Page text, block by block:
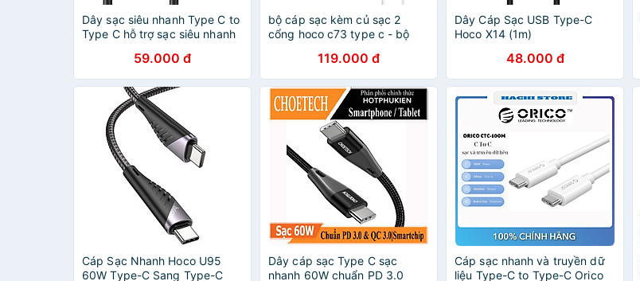
Dây sạc siêu nhanh Type C to
Type C hỗ trợ sạc siêu nhanh
Samsung và các dòng máy
dùng cổng sạc Type C
59.000 đ
bộ cáp sạc kèm củ sạc 2
cổng hoco c73 type c - bộ
cho samsung oppo xiaomi
mầu trắng - hàng chính hãng
119.000 đ
Dây Cáp Sạc USB Type-C
Hoco X14 (1m)
48.000 đ
Cáp Sạc Nhanh Hoco U95
60W Type-C Sang Type-C
Dây cáp sạc Type C sạc
nhanh 60W chuẩn PD 3.0
Cáp sạc nhanh và truyền dữ
liệu Type-C to Type-C Orico